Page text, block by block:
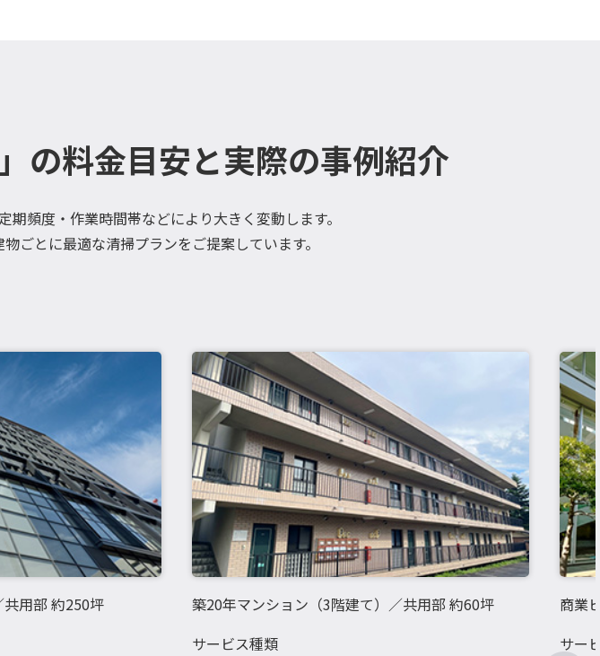
の料金目安と実際の事例紹介
頻度・作業時間帯などにより大きく変動します。
ごとに最適な清掃プランをご提案しています。
用部 約250坪
築20年マンション（3階建て）／共用部 約60坪
サービス種類
商業
サー